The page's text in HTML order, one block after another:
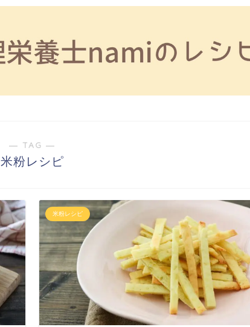
― TAG ―
米粉レシピ
米粉レシピ